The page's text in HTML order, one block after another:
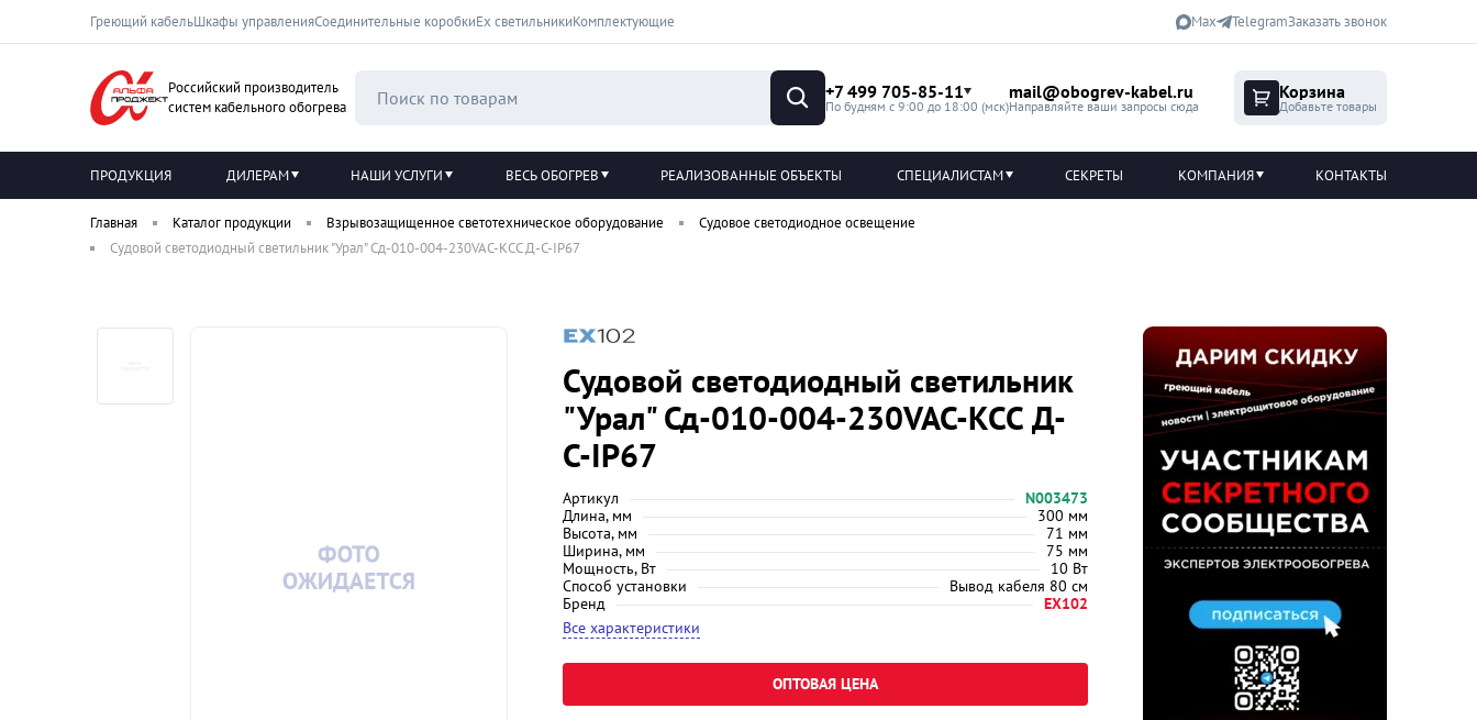
Греющий кабельШкафы управленияСоединительные коробкиЕх светильникиКомплектующие Max TelegramЗаказать звонок
Российский производитель
систем кабельного обогрева
+7 499 705-85-11
По будням с 9:00 до 18:00 (мск)
mail@obogrev-kabel.ru
Направляйте ваши запросы сюда
Корзина
Добавьте товары
ПРОДУКЦИЯ ДИЛЕРАМ НАШИ УСЛУГИ ВЕСЬ ОБОГРЕВ РЕАЛИЗОВАННЫЕ ОБЪЕКТЫ СПЕЦИАЛИСТАМ СЕКРЕТЫ КОМПАНИЯ КОНТАКТЫ
Главная Каталог продукции Взрывозащищенное светотехническое оборудование
Судовое светодиодное освещение
Судовой светодиодный светильник "Урал" Сд-010-004-230VAC-КСС Д-С-IP67
Судовой светодиодный светильник
"Урал" Сд-010-004-230VAC-КСС Д-
С-IP67
Артикул
N003473
Длина, мм
300 мм
Высота, мм
71 мм
Ширина, мм
75 мм
Мощность, Вт
10 Вт
Способ установки
Вывод кабеля 80 см
Бренд
EX102
Все характеристики
ОПТОВАЯ ЦЕНА